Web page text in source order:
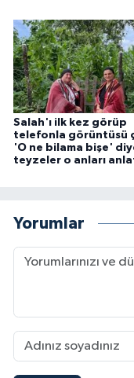
Salah'ı ilk kez görüp
telefonla görüntüsü
'O ne bilama bişe'
teyzeler o anları
Yorumlar